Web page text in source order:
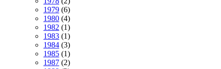
1979 (6)
1980 (4)
1982 (1)
1983 (1)
1984 (3)
1985 (1)
1987 (2)